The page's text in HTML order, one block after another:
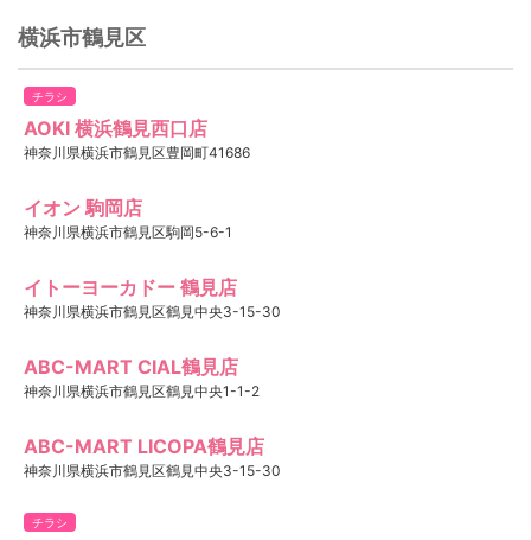
横浜市鶴見区
チラシ
AOKI 横浜鶴見西口店
神奈川県横浜市鶴見区豊岡町41686
イオン 駒岡店
神奈川県横浜市鶴見区駒岡5-6-1
イトーヨーカドー 鶴見店
神奈川県横浜市鶴見区鶴見中央3-15-30
ABC-MART CIAL鶴見店
神奈川県横浜市鶴見区鶴見中央1-1-2
ABC-MART LICOPA鶴見店
神奈川県横浜市鶴見区鶴見中央3-15-30
チラシ